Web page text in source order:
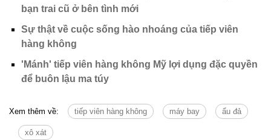
bạn trai cũ ở bên tình mới
Sự thật về cuộc sống hào nhoáng của tiếp viên
hàng không
'Mánh' tiếp viên hàng không Mỹ lợi dụng đặc quyền
để buôn lậu ma túy
Xem thêm về: tiếp viên hàng không máy bay ẩu đả
xô xát